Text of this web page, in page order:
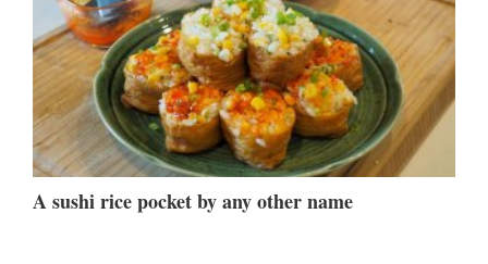
A sushi rice pocket by any other name